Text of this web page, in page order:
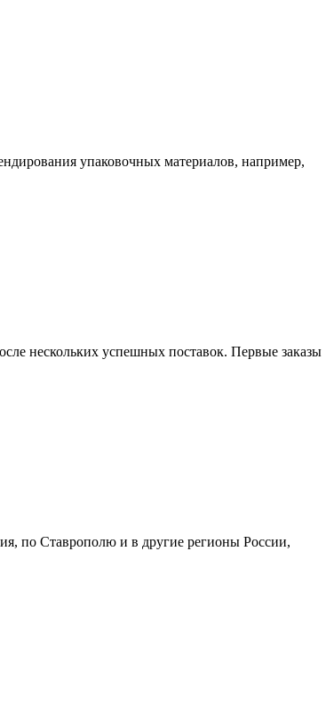
упаковочных материалов, например,
нескольких успешных поставок. Первые заказы
по Ставрополю и в другие регионы России,